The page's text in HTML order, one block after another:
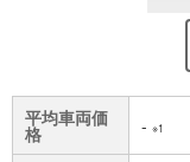
平均車両価
格 - ※1